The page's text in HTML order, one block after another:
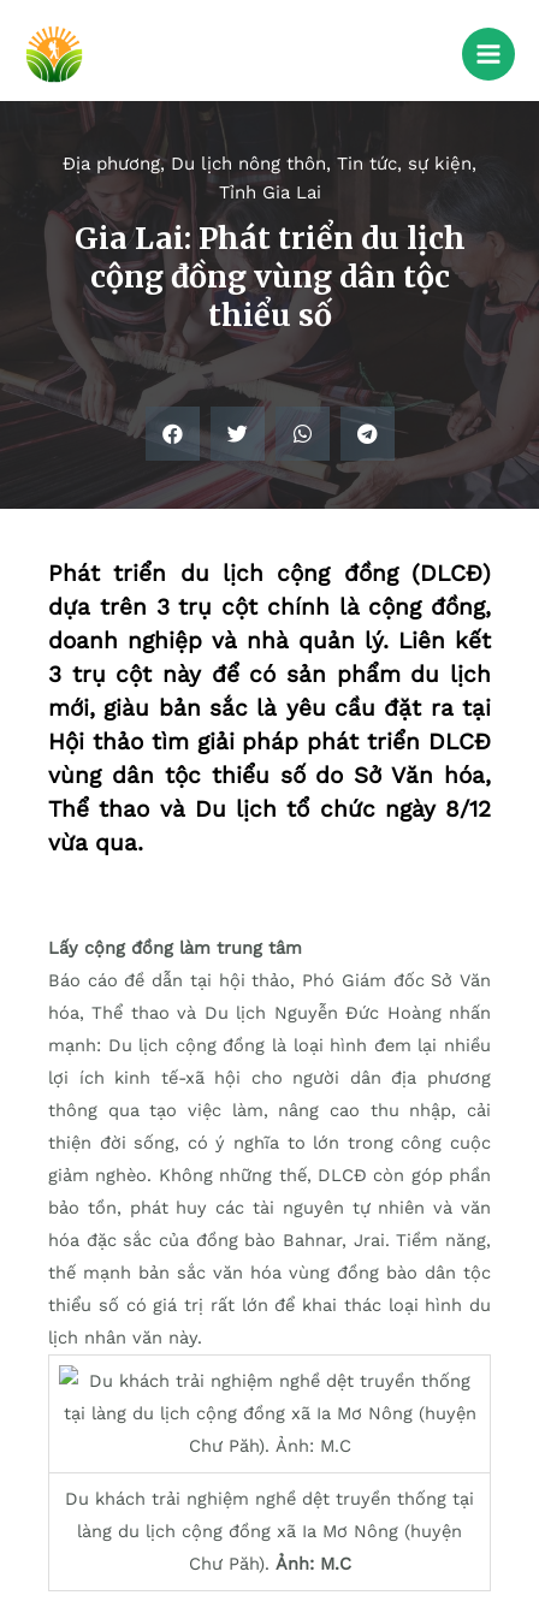
Địa phương, Du lịch nông thôn, Tin tức, sự kiện,
Tỉnh Gia Lai
Gia Lai: Phát triển du lịch
cộng đồng vùng dân tộc
thiểu số
Phát triển du lịch cộng đồng (DLCĐ)
dựa trên 3 trụ cột chính là cộng đồng,
doanh nghiệp và nhà quản lý. Liên kết
3 trụ cột này để có sản phẩm du lịch
mới, giàu bản sắc là yêu cầu đặt ra tại
Hội thảo tìm giải pháp phát triển DLCĐ
vùng dân tộc thiểu số do Sở Văn hóa,
Thể thao và Du lịch tổ chức ngày 8/12
vừa qua.
Lấy cộng đồng làm trung tâm
Báo cáo đề dẫn tại hội thảo, Phó Giám đốc Sở Văn
hóa, Thể thao và Du lịch Nguyễn Đức Hoàng nhấn
mạnh: Du lịch cộng đồng là loại hình đem lại nhiều
lợi ích kinh tế-xã hội cho người dân địa phương
thông qua tạo việc làm, nâng cao thu nhập, cải
thiện đời sống, có ý nghĩa to lớn trong công cuộc
giảm nghèo. Không những thế, DLCĐ còn góp phần
bảo tồn, phát huy các tài nguyên tự nhiên và văn
hóa đặc sắc của đồng bào Bahnar, Jrai. Tiềm năng,
thế mạnh bản sắc văn hóa vùng đồng bào dân tộc
thiểu số có giá trị rất lớn để khai thác loại hình du
lịch nhân văn này.
Du khách trải nghiệm nghề dệt truyền thống tại
làng du lịch cộng đồng xã Ia Mơ Nông (huyện
Chư Păh). Ảnh: M.C